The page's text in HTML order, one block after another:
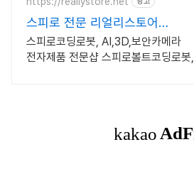
스피로 전문 리얼리스토어
코딩교육을 쉽고 재밌게
스피로코딩로봇, AI,3D,보안카메라
전자제품 전문샵 스피로볼트코딩로봇,